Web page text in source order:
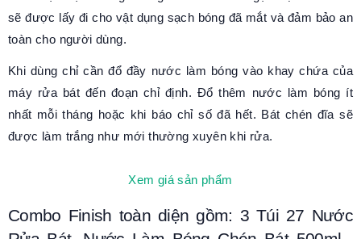
sẽ được lấy đi cho vật dụng sạch bóng đã mắt và đảm bảo an
toàn cho người dùng.
Khi dùng chỉ cần đổ đầy nước làm bóng vào khay chứa của
máy rửa bát đến đoạn chỉ định. Đổ thêm nước làm bóng ít
nhất mỗi tháng hoặc khi báo chỉ số đã hết. Bát chén đĩa sẽ
được làm trắng như mới thường xuyên khi rửa.
Xem giá sản phẩm
Combo Finish toàn diện gồm: 3 Túi 27 Nước